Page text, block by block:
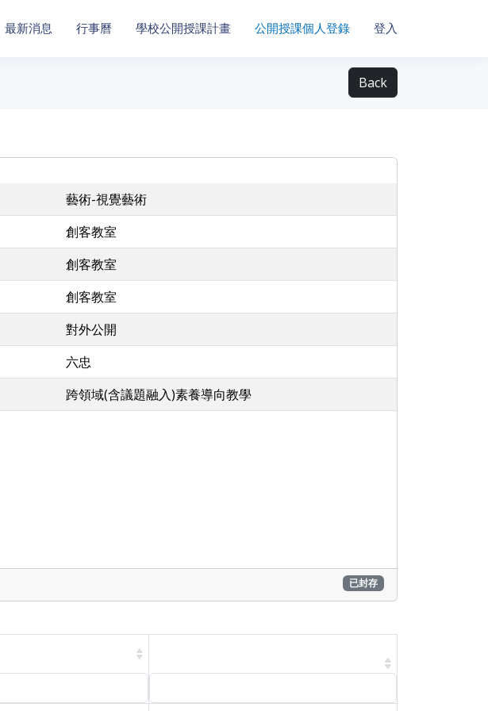
最新消息 行事曆 學校公開授課計畫 公開授課個人登錄 登入
Back
藝術-視覺藝術
創客教室
創客教室
創客教室
對外公開
六忠
跨領域(含議題融入)素養導向教學
已封存